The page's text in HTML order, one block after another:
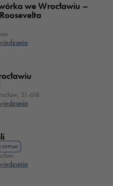
we Wrocławiu –
51-618
DEPTAKI